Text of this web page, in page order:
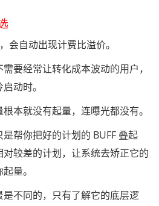
自动出现计费比溢价。
经常让转化成本波动的用户，
动时。
就没有起量，连曝光都没有。
帮你把好的计划的 BUFF 叠起
较差的计划，让系统去矫正它的
量。
不同的，只有了解它的底层逻